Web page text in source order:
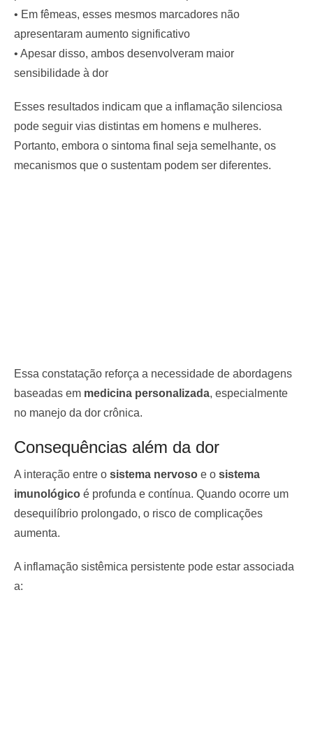
• Em fêmeas, esses mesmos marcadores não
apresentaram aumento significativo
• Apesar disso, ambos desenvolveram maior
sensibilidade à dor
Esses resultados indicam que a inflamação silenciosa
pode seguir vias distintas em homens e mulheres.
Portanto, embora o sintoma final seja semelhante, os
mecanismos que o sustentam podem ser diferentes.
Essa constatação reforça a necessidade de abordagens
baseadas em medicina personalizada, especialmente
no manejo da dor crônica.
Consequências além da dor
A interação entre o sistema nervoso e o sistema
imunológico é profunda e contínua. Quando ocorre um
desequilíbrio prolongado, o risco de complicações
aumenta.
A inflamação sistêmica persistente pode estar associada
a: